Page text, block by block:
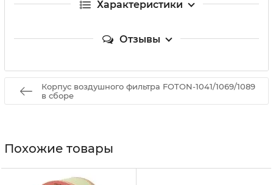
Характеристики
Отзывы
Корпус воздушного фильтра FOTON-1041/1069/1089
в сборе
Похожие товары